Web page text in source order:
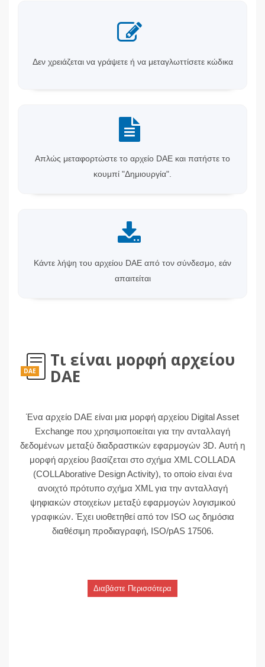
Δεν χρειάζεται να γράψετε ή να μεταγλωττίσετε κώδικα
Απλώς μεταφορτώστε το αρχείο DAE και πατήστε το
κουμπί "Δημιουργία".
Κάντε λήψη του αρχείου DAE από τον σύνδεσμο, εάν
απαιτείται
DAE
Τι είναι μορφή αρχείου
DAE
Ένα αρχείο DAE είναι μια μορφή αρχείου Digital Asset
Exchange που χρησιμοποιείται για την ανταλλαγή
δεδομένων μεταξύ διαδραστικών εφαρμογών 3D. Αυτή η
μορφή αρχείου βασίζεται στο σχήμα XML COLLADA
(COLLAborative Design Activity), το οποίο είναι ένα
ανοιχτό πρότυπο σχήμα XML για την ανταλλαγή
ψηφιακών στοιχείων μεταξύ εφαρμογών λογισμικού
γραφικών. Έχει υιοθετηθεί από τον ISO ως δημόσια
διαθέσιμη προδιαγραφή, ISO/pAS 17506.
Διαβάστε Περισσότερα